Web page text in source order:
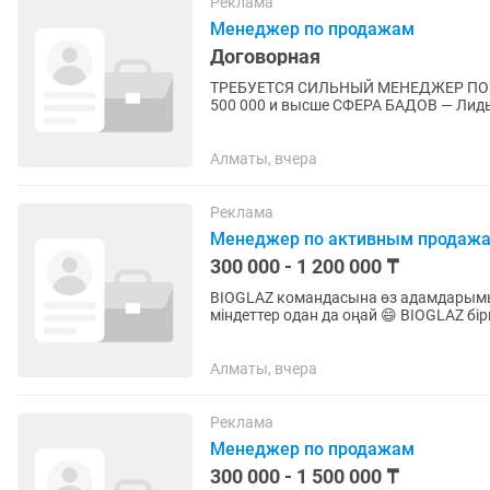
Менеджер по продажам
Договорная
ТРЕБУЕТСЯ СИЛЬНЫЙ МЕНЕДЖЕР ПО
500 000 и высше СФЕРА БАДОВ — Лиды с первого дня: таргет и блогеры уже льют трафик,
Алматы, вчера
Реклама
Менеджер по активным
300 000 - 1 200 000 ₸
BIOGLAZ командасына өз адамдарымызды іздеп
міндеттер одан да оңай 😄 BIOGLAZ
Алматы, вчера
Реклама
Менеджер по продажам
300 000 - 1 500 000 ₸